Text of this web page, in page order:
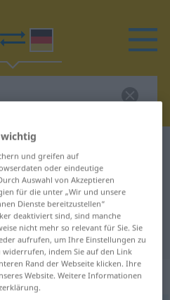
Übersetzung
Übersetzung
tranzitiv
und greifen auf
oder eindeutige
Auswahl von Akzeptieren
für die unter „Wir und unsere
Dienste bereitzustellen“
deaktiviert sind, sind manche
nicht mehr so relevant für Sie. Sie
aufrufen, um Ihre Einstellungen zu
indem Sie auf den Link
Rand der Webseite klicken. Ihre
Website. Weitere Informationen